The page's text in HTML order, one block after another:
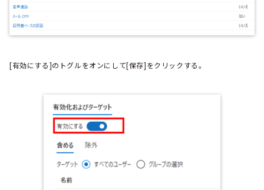
[有効にする]のトグルをオンにして[保存]をクリックする。